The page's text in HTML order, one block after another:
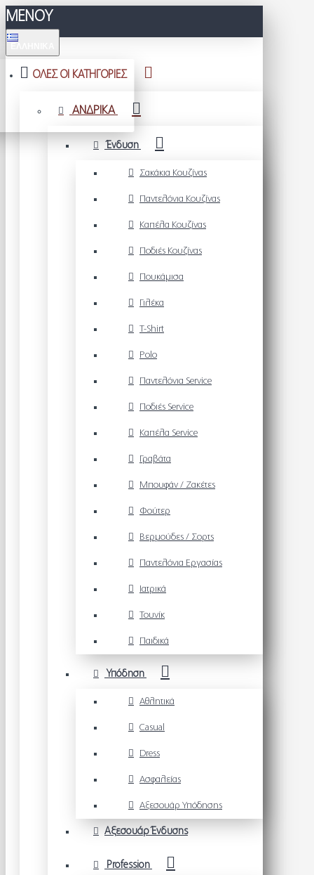
ΜΕΝΟΥ
ΟΛΕΣ ΟΙ ΚΑΤΗΓΟΡΙΕΣ
ΑΝΔΡΙΚΑ
Ένδυση
Σακάκια Κουζίνας
Παντελόνια Κουζίνας
Καπέλα Κουζίνας
Ποδιές Κουζίνας
Πουκάμισα
Γιλέκα
T-Shirt
Polo
Παντελόνια Service
Ποδιές Service
Καπέλα Service
Γραβάτα
Μπουφάν / Ζακέτες
Φούτερ
Βερμούδες / Σορτς
Παντελόνια Εργασίας
Ιατρικά
Τουνίκ
Παιδικά
Υπόδηση
Αθλητικά
Casual
Dress
Ασφαλείας
Αξεσουάρ Υπόδησης
Αξεσουάρ Ένδυσης
Profession